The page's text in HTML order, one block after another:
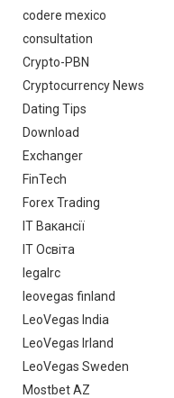
codere mexico
consultation
Crypto-PBN
Cryptocurrency News
Dating Tips
Download
Exchanger
FinTech
Forex Trading
IT Вакансії
IT Освіта
legalrc
leovegas finland
LeoVegas India
LeoVegas Irland
LeoVegas Sweden
Mostbet AZ